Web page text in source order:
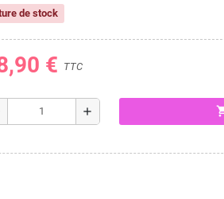
de stock
€ TTC
add